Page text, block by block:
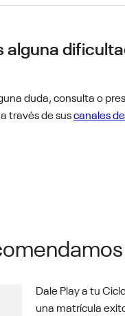
alguna
duda, consulta o
través de suscanales
Dale Play a tu
una matrícula